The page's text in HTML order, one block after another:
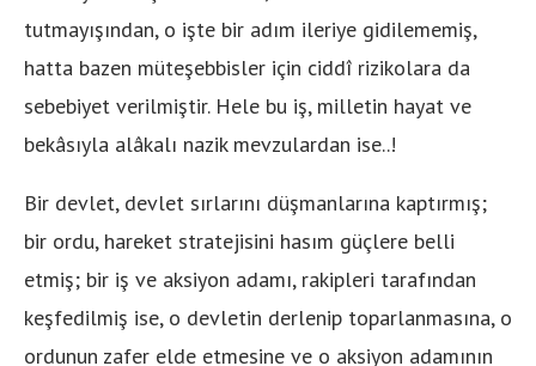
tutmayışından, o işte bir adım ileriye gidilememiş,
hatta bazen müteşebbisler için ciddî rizikolara da
sebebiyet verilmiştir. Hele bu iş, milletin hayat ve
bekâsıyla alâkalı nazik mevzulardan ise..!
Bir devlet, devlet sırlarını düşmanlarına kaptırmış;
bir ordu, hareket stratejisini hasım güçlere belli
etmiş; bir iş ve aksiyon adamı, rakipleri tarafından
keşfedilmiş ise, o devletin derlenip toparlanmasına, o
ordunun zafer elde etmesine ve o aksiyon adamının